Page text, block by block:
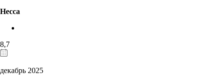
Несса
8,7
декабрь 2025